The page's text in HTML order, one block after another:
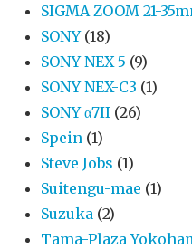
SIGMA ZOOM 21-
SONY (18)
SONY NEX-5 (9)
SONY NEX-C3 (1)
SONY α7II (26)
Spein (1)
Steve Jobs (1)
Suitengu-mae (1)
Suzuka (2)
Tama-Plaza